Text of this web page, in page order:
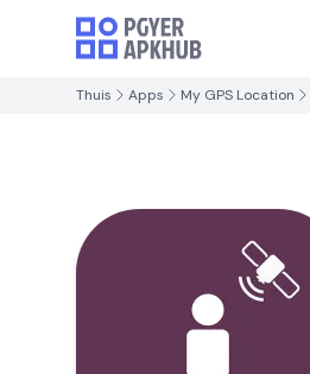
Thuis Apps My GPS Location